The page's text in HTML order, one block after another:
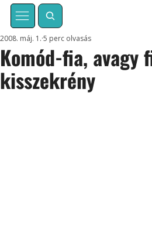
Komód-fia, avagy
kisszekrény
2008. máj. 1. 5 perc olvasás